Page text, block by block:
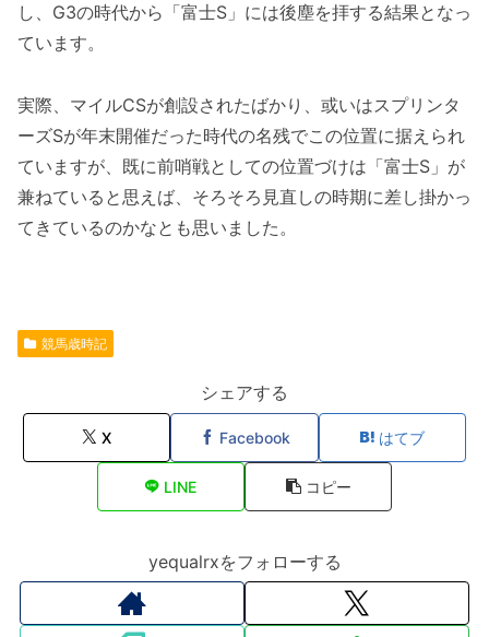
し、G3の時代から「富士S」には後塵を拝する結果となっ
ています。
実際、マイルCSが創設されたばかり、或いはスプリンタ
ーズSが年末開催だった時代の名残でこの位置に据えられ
ていますが、既に前哨戦としての位置づけは「富士S」が
兼ねていると思えば、そろそろ見直しの時期に差し掛かっ
てきているのかなとも思いました。
競馬歳時記
シェアする
X Facebook はてブ
LINE コピー
yequalrxをフォローする